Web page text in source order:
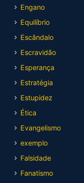
Engano
Equilíbrio
Escândalo
Escravidão
Esperança
Estratégia
Estupidez
Ética
Evangelismo
exemplo
Falsidade
Fanatismo